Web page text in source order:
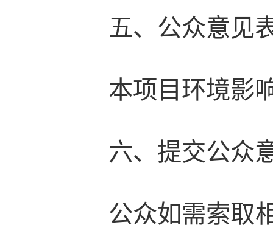
五、公众意见
本项目环境影
六、提交公众
公众如需索取